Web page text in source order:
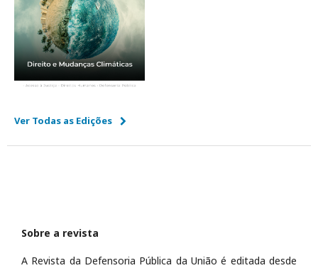
Ver Todas as Edições
Sobre a revista
A Revista da Defensoria Pública da União é editada desde